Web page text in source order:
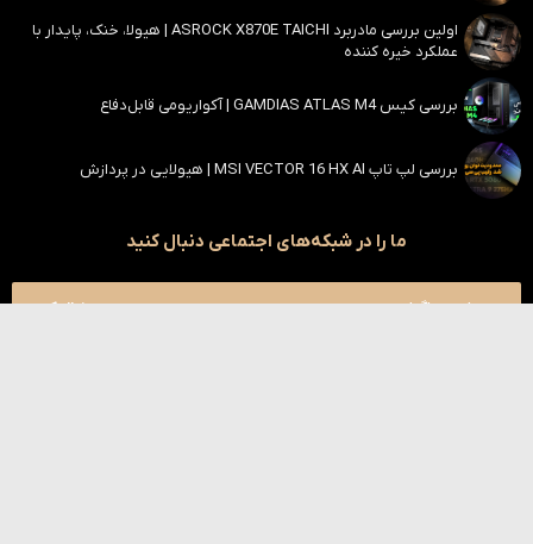
اولین بررسی مادربرد ASROCK X870E TAICHI | هیولا، خنک، پایدار با
عملکرد خیره کننده
بررسی کیس GAMDIAS ATLAS M4 | آکواریومی قابل‌دفاع
بررسی لپ تاپ MSI VECTOR 16 HX AI | هیولایی در پردازش
ما را در شبکه‌های اجتماعی دنبال کنید
اینستاگرام دنبال کنید